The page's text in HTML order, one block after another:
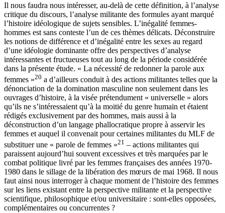
Il nous faudra nous intéresser, au-delà de cette définition, à l’analyse
critique du discours, l’analyse militante des formules ayant marqué
l’histoire idéologique de sujets sensibles. L’inégalité femmes-
hommes est sans conteste l’un de ces thèmes délicats. Déconstruire
les notions de différence et d’inégalité entre les sexes au regard
d’une idéologie dominante offre des perspectives d’analyse
intéressantes et fructueuses tout au long de la période considérée
dans la présente étude. « La nécessité de redonner la parole aux
femmes »20 a d’ailleurs conduit à des actions militantes telles que la
dénonciation de la domination masculine non seulement dans les
ouvrages d’histoire, à la visée prétendument « universelle » alors
qu’ils ne s’intéressaient qu’à la moitié du genre humain et étaient
rédigés exclusivement par des hommes, mais aussi à la
déconstruction d’un langage phallocratique propre à asservir les
femmes et auquel il convenait pour certaines militantes du MLF de
substituer une « parole de femmes »21 – actions militantes qui
paraissent aujourd’hui souvent excessives et très marquées par le
combat politique livré par les femmes françaises des années 1970-
1980 dans le sillage de la libération des mœurs de mai 1968. Il nous
faut ainsi nous interroger à chaque moment de l’histoire des femmes
sur les liens existant entre la perspective militante et la perspective
scientifique, philosophique et/ou universitaire : sont-elles opposées,
complémentaires ou concurrentes ?